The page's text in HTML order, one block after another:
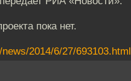
пока нет.
2014/6/27/693103.html